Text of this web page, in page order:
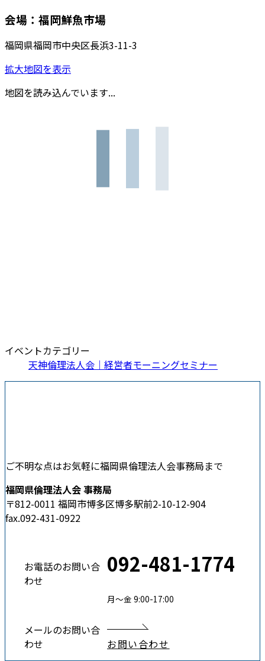
会場：福岡鮮魚市場
福岡県福岡市中央区長浜3-11-3
拡大地図を表示
地図を読み込んでいます...
イベントカテゴリー
天神倫理法人会｜経営者モーニングセミナー
ご不明な点はお気軽に福岡県倫理法人会事務局まで
福岡県倫理法人会 事務局
〒812-0011 福岡市博多区博多駅前2-10-12-904
fax.092-431-0922
お電話のお問い合
わせ
092-481-1774
月〜金 9:00-17:00
メールのお問い合
わせ
お問い合わせ